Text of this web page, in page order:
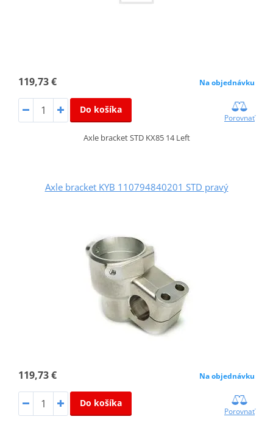
119,73 € Na objednávku
Do košíka
Porovnať
Axle bracket STD KX85 14 Left
Axle bracket KYB 110794840201 STD pravý
119,73 € Na objednávku
Do košíka
Porovnať